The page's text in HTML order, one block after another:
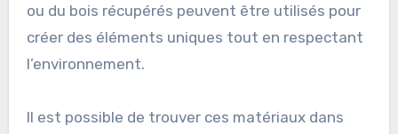
ou du bois récupérés peuvent être utilisés pour
créer des éléments uniques tout en respectant
l’environnement.
Il est possible de trouver ces matériaux dans